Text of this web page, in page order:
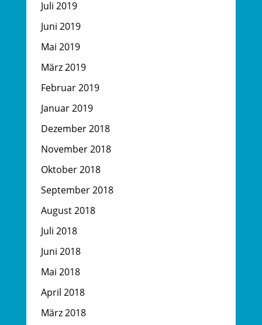
Juli 2019
Juni 2019
Mai 2019
März 2019
Februar 2019
Januar 2019
Dezember 2018
November 2018
Oktober 2018
September 2018
August 2018
Juli 2018
Juni 2018
Mai 2018
April 2018
März 2018